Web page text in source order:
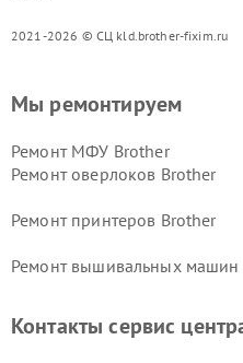
2021-2026 © СЦ kld.brother-fixim.ru
Мы ремонтируем
Ремонт МФУ Brother
Ремонт оверлоков Brother
Ремонт принтеров Brother
Ремонт вышивальных машин
Контакты сервис